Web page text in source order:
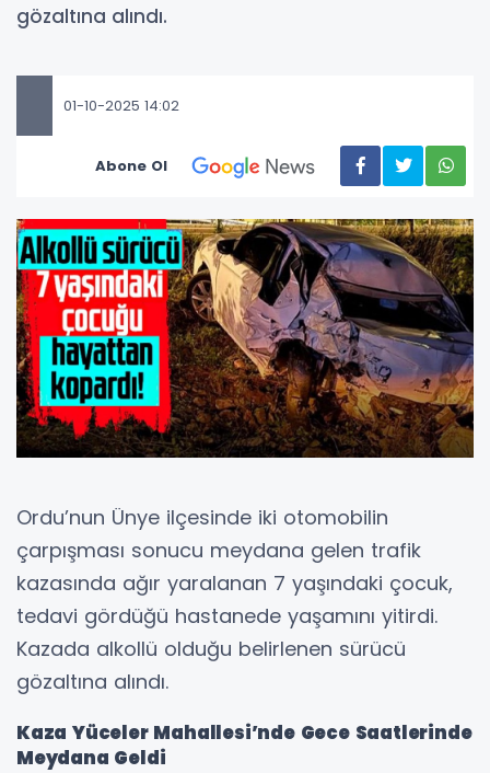
gözaltına alındı.
01-10-2025 14:02
Abone Ol
Ordu’nun Ünye ilçesinde iki otomobilin
çarpışması sonucu meydana gelen trafik
kazasında ağır yaralanan 7 yaşındaki çocuk,
tedavi gördüğü hastanede yaşamını yitirdi.
Kazada alkollü olduğu belirlenen sürücü
gözaltına alındı.
Kaza Yüceler Mahallesi’nde Gece Saatlerinde
Meydana Geldi